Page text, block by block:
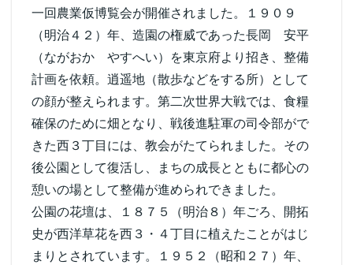
一回農業仮博覧会が開催されました。１９０９
（明治４２）年、造園の権威であった長岡 安平
（ながおか やすへい）を東京府より招き、整備
計画を依頼。逍遥地（散歩などをする所）として
の顔が整えられます。第二次世界大戦では、食糧
確保のために畑となり、戦後進駐軍の司令部がで
きた西３丁目には、教会がたてられました。その
後公園として復活し、まちの成長とともに都心の
憩いの場として整備が進められできました。
公園の花壇は、１８７５（明治８）年ごろ、開拓
史が西洋草花を西３・４丁目に植えたことがはじ
まりとされています。１９５２（昭和２７）年、